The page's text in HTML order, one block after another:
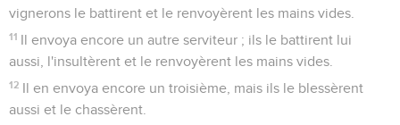
vignerons le battirent et le renvoyèrent les mains vides.
11 Il envoya encore un autre serviteur ; ils le battirent lui
aussi, l'insultèrent et le renvoyèrent les mains vides.
12 Il en envoya encore un troisième, mais ils le blessèrent
aussi et le chassèrent.